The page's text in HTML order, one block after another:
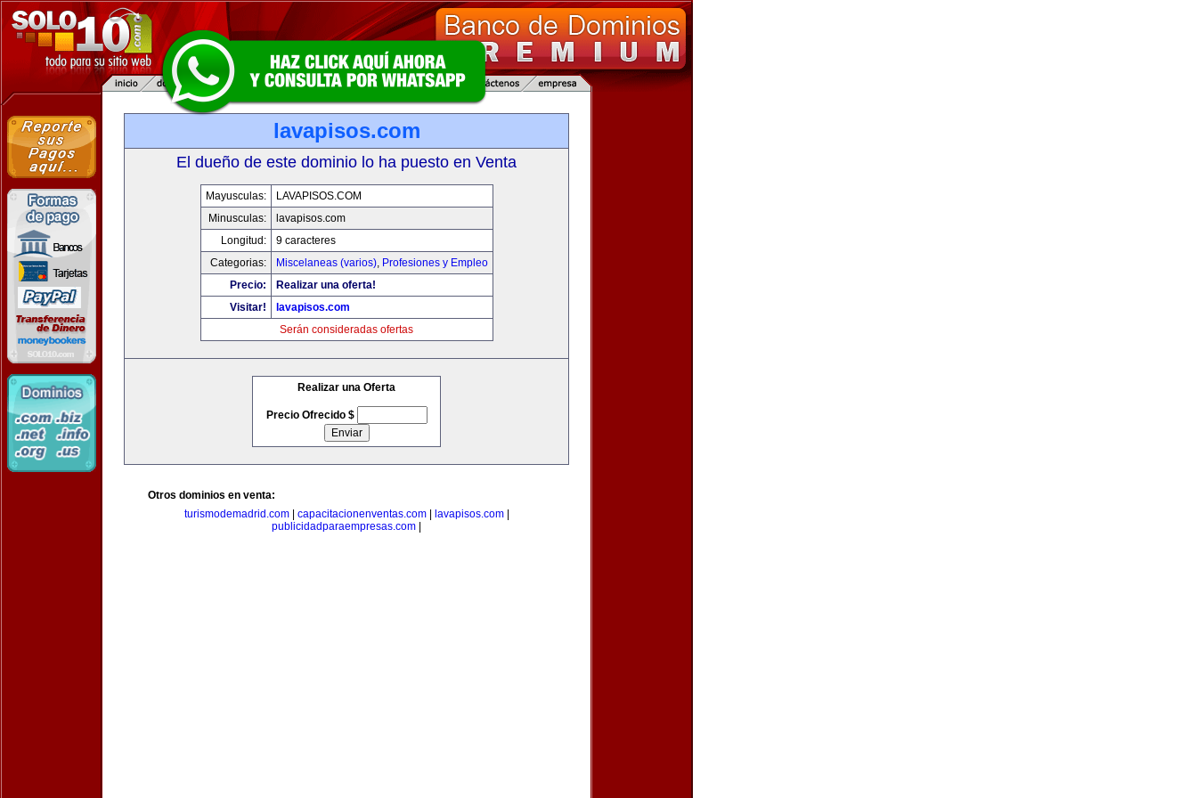
lavapisos.com
El dueño de este dominio lo ha puesto en Venta
Mayusculas:
LAVAPISOS.COM
Minusculas:
lavapisos.com
Longitud:
9 caracteres
Categorias:
Miscelaneas (varios), Profesiones y Empleo
Precio:
Realizar una oferta!
Visitar!
lavapisos.com
Serán consideradas ofertas
Realizar una Oferta
Precio Ofrecido $
Otros dominios en venta:
turismodemadrid.com| capacitacionenventas.com| lavapisos.com|
publicidadparaempresas.com